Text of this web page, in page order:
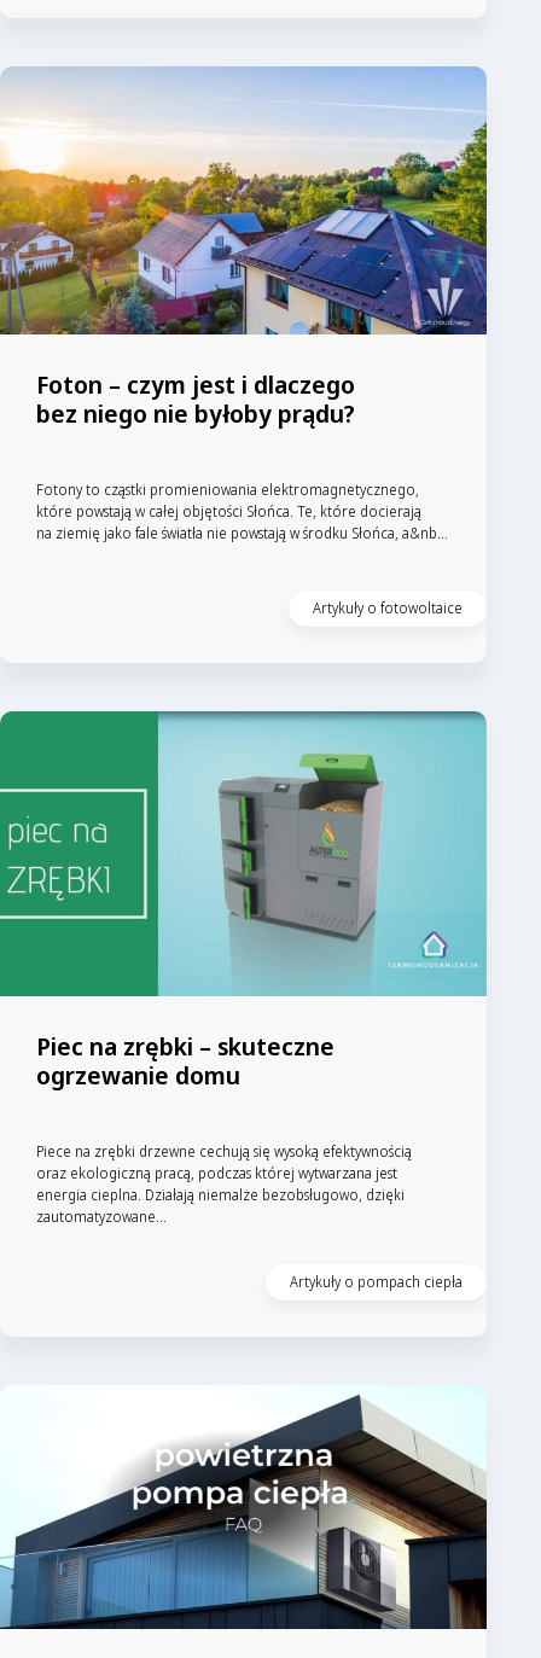
Foton – czym jest i dlaczego
bez niego nie byłoby prądu?
Fotony to cząstki promieniowania elektromagnetycznego,
które powstają w całej objętości Słońca. Te, które docierają
na ziemię jako fale światła nie powstają w środku Słońca, a&nb...
Artykuły o fotowoltaice
Piec na zrębki – skuteczne
ogrzewanie domu
Piece na zrębki drzewne cechują się wysoką efektywnością
oraz ekologiczną pracą, podczas której wytwarzana jest
energia cieplna. Działają niemalże bezobsługowo, dzięki
zautomatyzowane...
Artykuły o pompach ciepła